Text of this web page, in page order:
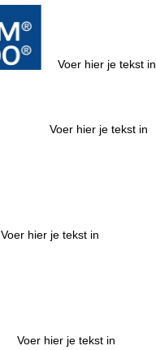
Voer hier je tekst in
Voer hier je tekst in
Voer hier je tekst in
Voer hier je tekst in